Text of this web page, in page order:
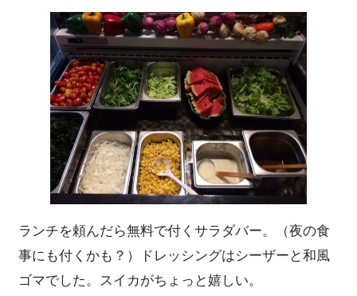
ランチを頼んだら無料で付くサラダバー。（夜の食
事にも付くかも？）ドレッシングはシーザーと和風
ゴマでした。スイカがちょっと嬉しい。